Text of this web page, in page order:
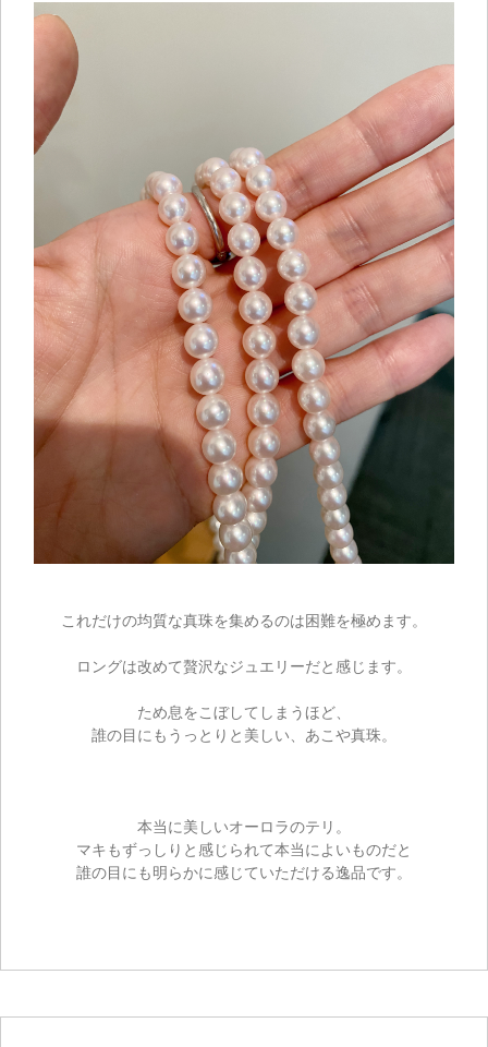
これだけの均質な真珠を集めるのは困難を極めます。
ロングは改めて贅沢なジュエリーだと感じます。
ため息をこぼしてしまうほど、
誰の目にもうっとりと美しい、あこや真珠。
本当に美しいオーロラのテリ。
マキもずっしりと感じられて本当によいものだと
誰の目にも明らかに感じていただける逸品です。